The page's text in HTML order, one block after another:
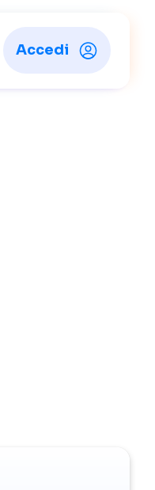
Accedi